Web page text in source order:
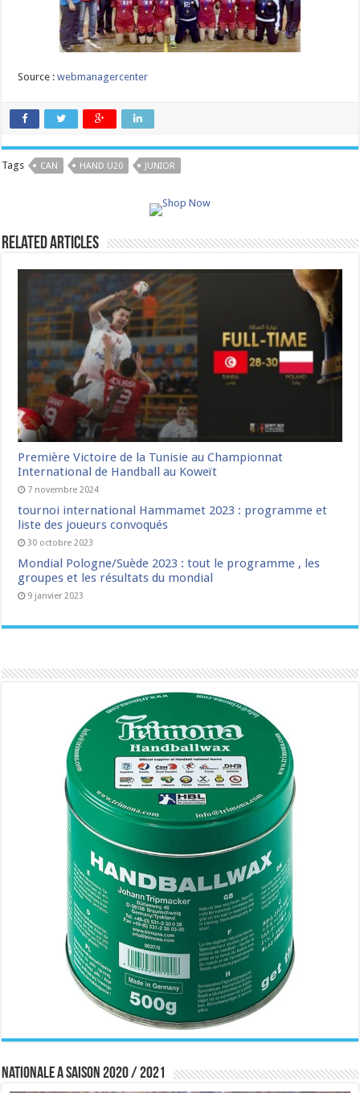
Source :webmanagercenter
Tags CAN HAND U20 JUNIOR
Related Articles
Première Victoire de la Tunisie au Championnat
International de Handball au Koweït
7 novembre 2024
tournoi international Hammamet 2023 : programme et
liste des joueurs convoqués
30 octobre 2023
Mondial Pologne/Suède 2023 : tout le programme , les
groupes et les résultats du mondial
9 janvier 2023
Nationale A saison 2020 / 2021